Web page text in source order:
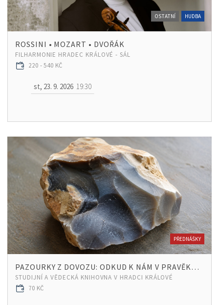
OSTATNÍ HUDBA
ROSSINI • MOZART • DVOŘÁK
FILHARMONIE HRADEC KRÁLOVÉ - SÁL
220 - 540 KČ
st, 23. 9. 2026 19:30
PŘEDNÁŠKY
PAZOURKY Z DOVOZU: ODKUD K NÁM V PRAVĚKU PUTOVAL KÁMEN?
STUDIJNÍ A VĚDECKÁ KNIHOVNA V HRADCI KRÁLOVÉ
70 KČ